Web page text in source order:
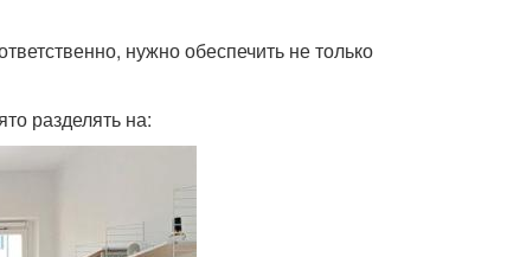
нужно обеспечить не только
разделять на: